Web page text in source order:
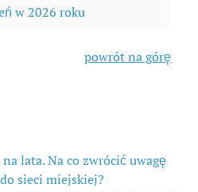
w 2026 roku
powrót na górę
lata. Na co zwrócić uwagę
sieci miejskiej?